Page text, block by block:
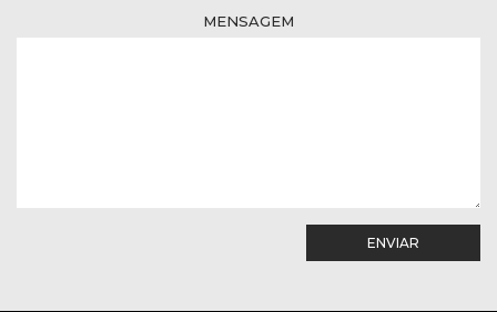
MENSAGEM
ENVIAR